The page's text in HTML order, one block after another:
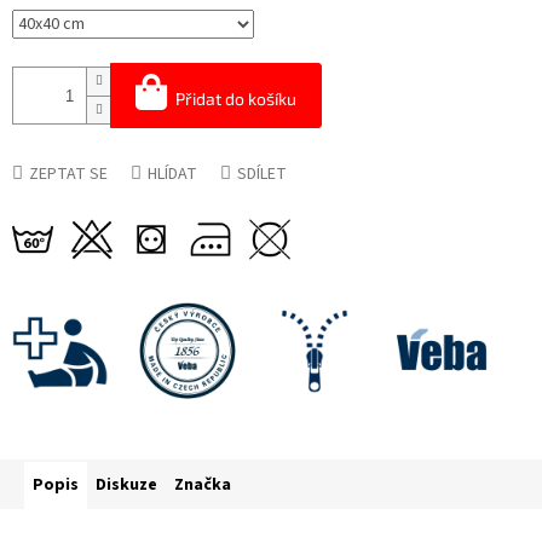
Přidat do košíku
ZEPTAT SE HLÍDAT SDÍLET
Popis Diskuze Značka